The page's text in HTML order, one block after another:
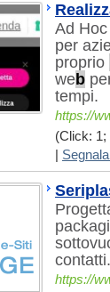
Ad
per
proprio
web
tempi.
https://
(Click: 1;
contatti.
https://